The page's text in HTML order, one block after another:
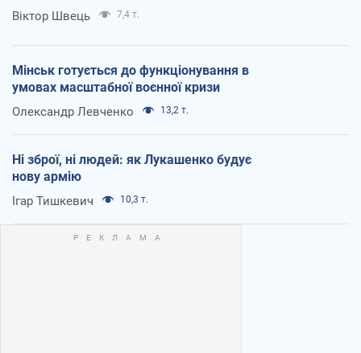
Віктор Швець 7,4 т.
Мінськ готується до функціонування в
умовах масштабної воєнної кризи
Олександр Левченко 13,2 т.
Ні зброї, ні людей: як Лукашенко будує
нову армію
Ігар Тишкевич 10,3 т.